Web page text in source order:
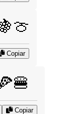
Copiar
Copiar